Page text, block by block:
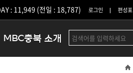
: 11,949 (전일 : 18,787) 로그인 편성표
MBC충북 소개